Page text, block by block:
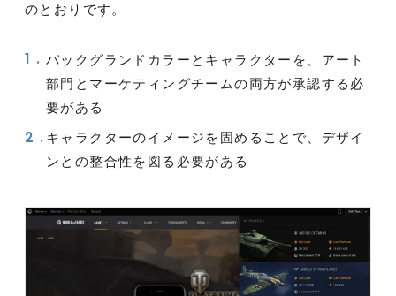
のとおりです。
バックグランドカラーとキャラクターを、アート
部門とマーケティングチームの両方が承認する必
要がある
キャラクターのイメージを固めることで、デザイ
ンとの整合性を図る必要がある